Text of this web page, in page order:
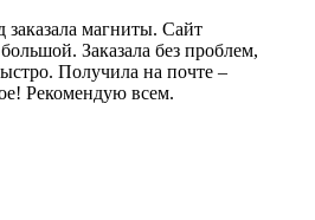
заказала магниты. Сайт
Заказала без проблем,
Получила на почте –
Рекомендую всем.